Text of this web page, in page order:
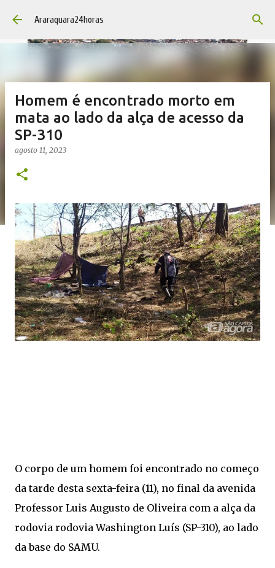
Pular para o conteúdo principal
Araraquara24horas
Homem é encontrado morto em
mata ao lado da alça de acesso da
SP-310
agosto 11, 2023
O corpo de um homem foi encontrado no começo
da tarde desta sexta-feira (11), no final da avenida
Professor Luis Augusto de Oliveira com a alça da
rodovia rodovia Washington Luís (SP-310), ao lado
da base do SAMU.